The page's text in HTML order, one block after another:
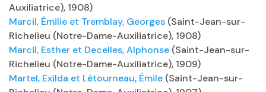
Auxiliatrice), 1908)
Marcil, Émilie et Tremblay, Georges (Saint-Jean-sur-
Richelieu (Notre-Dame-Auxiliatrice), 1908)
Marcil, Esther et Decelles, Alphonse (Saint-Jean-sur-
Richelieu (Notre-Dame-Auxiliatrice), 1909)
Martel, Exilda et Létourneau, Émile (Saint-Jean-sur-